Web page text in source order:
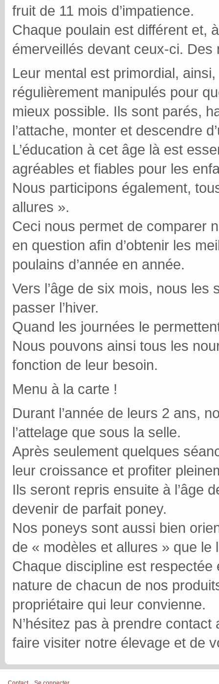
fruit de 11 mois d’impatience.
Chaque poulain est différent et,
émerveillés devant ceux-ci.
Leur mental est primordial,
régulièrement manipulés pour
mieux possible. Ils sont parés,
l’attache, monter et descendre
L’éducation à cet âge là est
agréables et fiables pour les
Nous participons également,
allures ».
Ceci nous permet de comparer
en question afin d’obtenir les
poulains d’année en année.
Vers l’âge de six mois, nous
passer l’hiver.
Quand les journées le
Nous pouvons ainsi tous les
fonction de leur besoin.
Menu à la carte !
Durant l’année de leurs 2 ans,
l’attelage que sous la selle.
Après seulement quelques
leur croissance et profiter
Ils seront repris ensuite à l’âge
devenir de parfait poney.
Nos poneys sont aussi bien
de « modèles et allures » que le
Chaque discipline est
nature de chacun de nos
propriétaire qui leur convienne.
N’hésitez pas à prendre
faire visiter notre élevage et de